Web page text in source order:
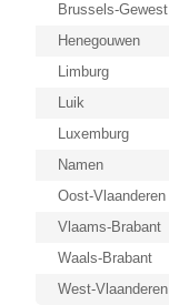
Brussels-Gewest
Henegouwen
Limburg
Luik
Luxemburg
Namen
Oost-Vlaanderen
Vlaams-Brabant
Waals-Brabant
West-Vlaanderen